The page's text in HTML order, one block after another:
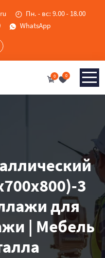
Пн. - вс: 9.00 - 18.00
WhatsApp
0 0
3
для
| Мебель